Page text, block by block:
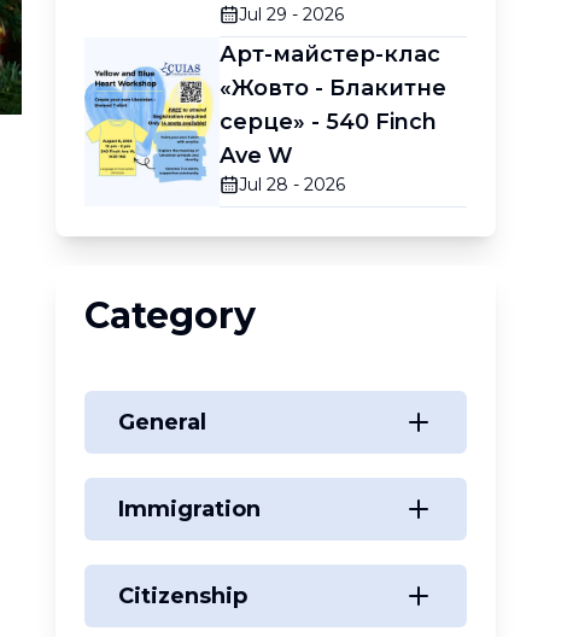
Jul 29 - 2026
Арт-майстер-клас
«Жовто - Блакитне
серце» - 540 Finch
Ave W
Jul 28 - 2026
Category
General
Immigration
Citizenship